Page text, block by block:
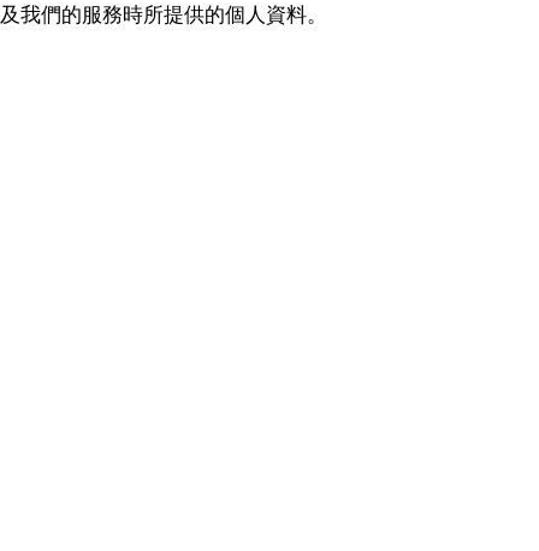
我們的服務時所提供的個人資料。